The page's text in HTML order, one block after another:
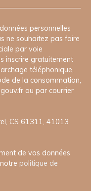
personnelles
ne souhaitez pas faire
par voie
inscrire gratuitement
téléphonique,
de la consommation,
ou par courrier
CS 61311, 41013
de vos données
politique de